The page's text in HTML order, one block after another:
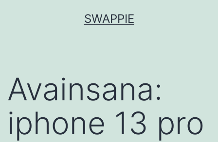
SWAPPIE
Avainsana:
iphone 13 pro